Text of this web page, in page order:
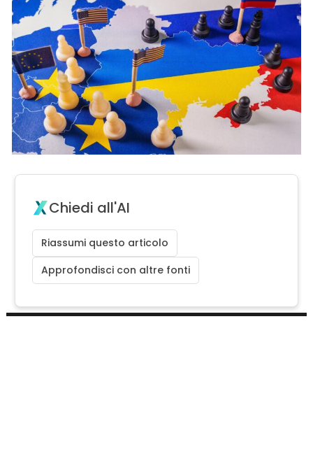
Chiedi all'AI
Riassumi questo articolo
Approfondisci con altre fonti